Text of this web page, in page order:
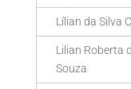
Lílian da Silva
Lilian Roberta
Souza